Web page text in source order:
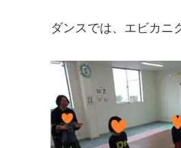
ダンスでは、エビカニ